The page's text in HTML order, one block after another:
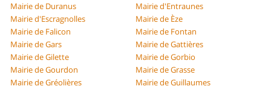
Mairie de Duranus
Mairie d'Entraunes
Mairie d'Escragnolles
Mairie de Èze
Mairie de Falicon
Mairie de Fontan
Mairie de Gars
Mairie de Gattières
Mairie de Gilette
Mairie de Gorbio
Mairie de Gourdon
Mairie de Grasse
Mairie de Gréolières
Mairie de Guillaumes